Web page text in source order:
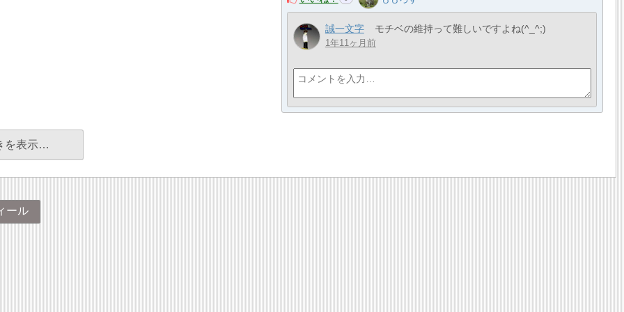
誠一文字 モチベの維持って難しいですよね(^_^;)
1年11ヶ月前
を表示…
ール